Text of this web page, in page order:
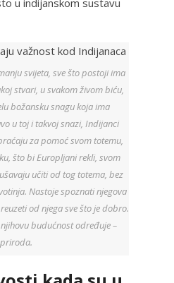
u indijanskom sustavu
svijeta, sve što postoji ima
stvari, u svakom živom biću,
božansku snagu koja ima
u toj i takvoj snazi, Indijanci
za pomoć svom totemu,
što bi Europljani rekli, svom
učiti od tog totema, bez
Nastoje spoznati njegova
od njega sve što je dobro.
budućnost određuje –
priroda.